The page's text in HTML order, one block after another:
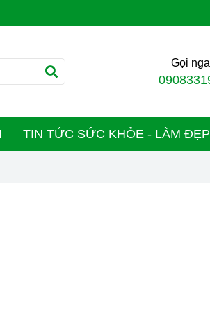
Gọi
TIN TỨC SỨC KHỎE - LÀM ĐẸP